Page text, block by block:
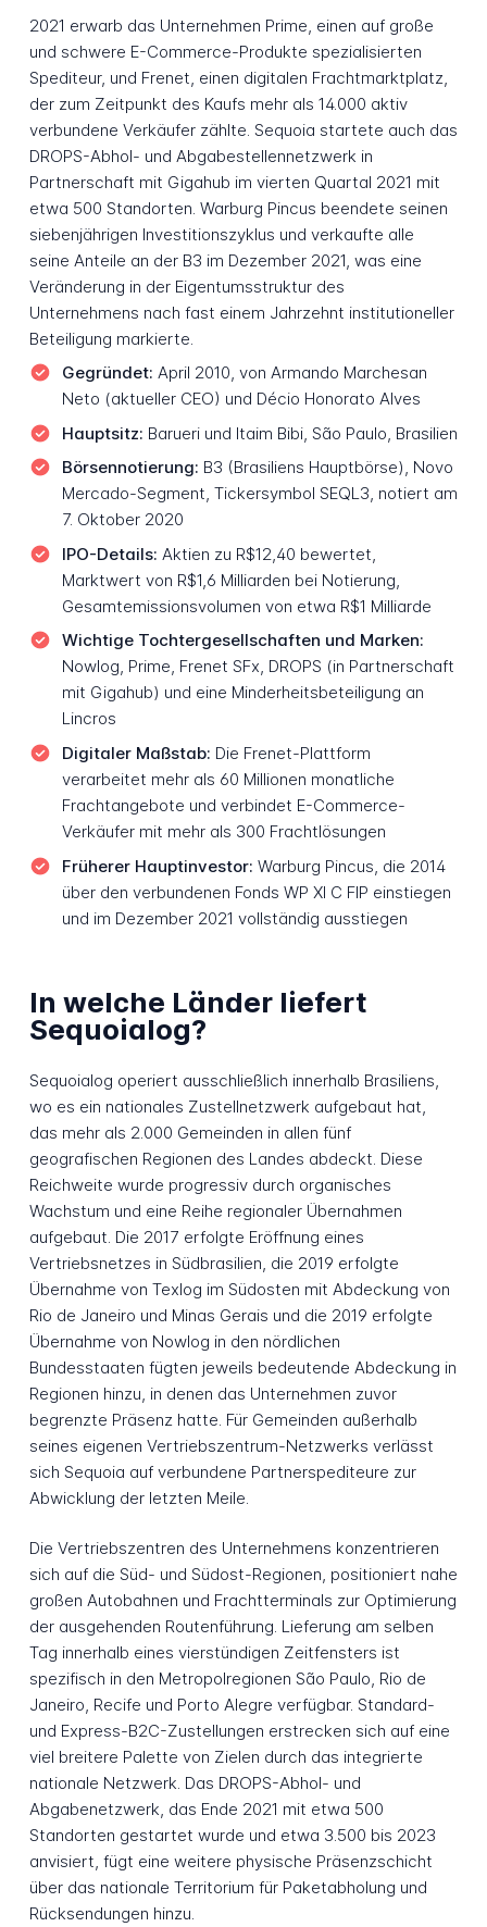
2021 erwarb das Unternehmen Prime, einen auf große
und schwere E-Commerce-Produkte spezialisierten
Spediteur, und Frenet, einen digitalen Frachtmarktplatz,
der zum Zeitpunkt des Kaufs mehr als 14.000 aktiv
verbundene Verkäufer zählte. Sequoia startete auch das
DROPS-Abhol- und Abgabestellennetzwerk in
Partnerschaft mit Gigahub im vierten Quartal 2021 mit
etwa 500 Standorten. Warburg Pincus beendete seinen
siebenjährigen Investitionszyklus und verkaufte alle
seine Anteile an der B3 im Dezember 2021, was eine
Veränderung in der Eigentumsstruktur des
Unternehmens nach fast einem Jahrzehnt institutioneller
Beteiligung markierte.
Gegründet: April 2010, von Armando Marchesan
Neto (aktueller CEO) und Décio Honorato Alves
Hauptsitz: Barueri und Itaim Bibi, São Paulo, Brasilien
Börsennotierung: B3 (Brasiliens Hauptbörse), Novo
Mercado-Segment, Tickersymbol SEQL3, notiert am
7. Oktober 2020
IPO-Details: Aktien zu R$12,40 bewertet,
Marktwert von R$1,6 Milliarden bei Notierung,
Gesamtemissionsvolumen von etwa R$1 Milliarde
Wichtige Tochtergesellschaften und Marken:
Nowlog, Prime, Frenet SFx, DROPS (in Partnerschaft
mit Gigahub) und eine Minderheitsbeteiligung an
Lincros
Digitaler Maßstab: Die Frenet-Plattform
verarbeitet mehr als 60 Millionen monatliche
Frachtangebote und verbindet E-Commerce-
Verkäufer mit mehr als 300 Frachtlösungen
Früherer Hauptinvestor: Warburg Pincus, die 2014
über den verbundenen Fonds WP XI C FIP einstiegen
und im Dezember 2021 vollständig ausstiegen
In welche Länder liefert
Sequoialog?
Sequoialog operiert ausschließlich innerhalb Brasiliens,
wo es ein nationales Zustellnetzwerk aufgebaut hat,
das mehr als 2.000 Gemeinden in allen fünf
geografischen Regionen des Landes abdeckt. Diese
Reichweite wurde progressiv durch organisches
Wachstum und eine Reihe regionaler Übernahmen
aufgebaut. Die 2017 erfolgte Eröffnung eines
Vertriebsnetzes in Südbrasilien, die 2019 erfolgte
Übernahme von Texlog im Südosten mit Abdeckung von
Rio de Janeiro und Minas Gerais und die 2019 erfolgte
Übernahme von Nowlog in den nördlichen
Bundesstaaten fügten jeweils bedeutende Abdeckung in
Regionen hinzu, in denen das Unternehmen zuvor
begrenzte Präsenz hatte. Für Gemeinden außerhalb
seines eigenen Vertriebszentrum-Netzwerks verlässt
sich Sequoia auf verbundene Partnerspediteure zur
Abwicklung der letzten Meile.
Die Vertriebszentren des Unternehmens konzentrieren
sich auf die Süd- und Südost-Regionen, positioniert nahe
großen Autobahnen und Frachtterminals zur Optimierung
der ausgehenden Routenführung. Lieferung am selben
Tag innerhalb eines vierstündigen Zeitfensters ist
spezifisch in den Metropolregionen São Paulo, Rio de
Janeiro, Recife und Porto Alegre verfügbar. Standard-
und Express-B2C-Zustellungen erstrecken sich auf eine
viel breitere Palette von Zielen durch das integrierte
nationale Netzwerk. Das DROPS-Abhol- und
Abgabenetzwerk, das Ende 2021 mit etwa 500
Standorten gestartet wurde und etwa 3.500 bis 2023
anvisiert, fügt eine weitere physische Präsenzschicht
über das nationale Territorium für Paketabholung und
Rücksendungen hinzu.